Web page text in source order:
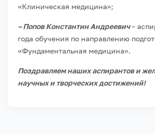
«Клиническая медицина»;
– Попов Константин Андреевич–
года обучения по направлению
«Фундаментальная медицина».
Поздравляем наших аспирантов и
научных и творческих достижений!